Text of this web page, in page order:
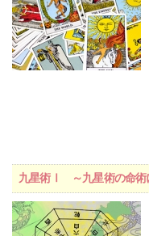
九星術Ⅰ ～九星術の命術